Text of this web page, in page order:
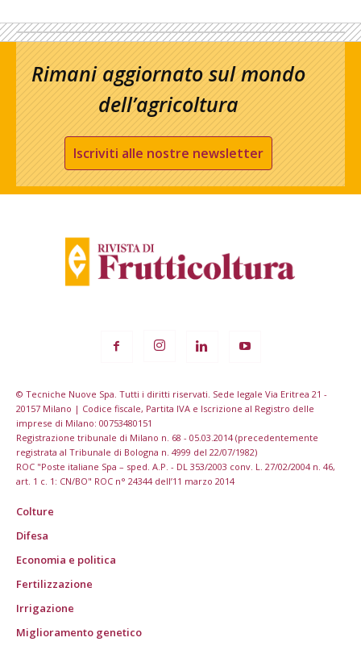
Rimani aggiornato sul mondo
dell’agricoltura
Iscriviti alle nostre newsletter
© Tecniche Nuove Spa. Tutti i diritti riservati. Sede legale Via Eritrea 21 -
20157 Milano | Codice fiscale, Partita IVA e Iscrizione al Registro delle
imprese di Milano: 00753480151
Registrazione tribunale di Milano n. 68 - 05.03.2014 (precedentemente
registrata al Tribunale di Bologna n. 4999 del 22/07/1982)
ROC "Poste italiane Spa – sped. A.P. - DL 353/2003 conv. L. 27/02/2004 n. 46,
art. 1 c. 1: CN/BO" ROC n° 24344 dell’11 marzo 2014
Colture
Difesa
Economia e politica
Fertilizzazione
Irrigazione
Miglioramento genetico